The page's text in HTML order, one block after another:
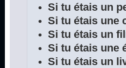
Si tu étais un
Si tu étais une
Si tu étais un
Si tu étais une
Si tu étais un